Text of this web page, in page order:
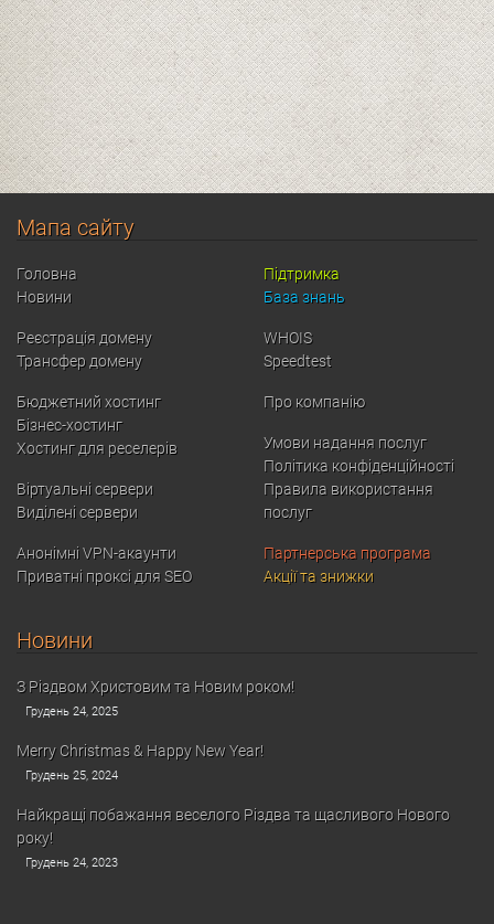
Мапа сайту
Головна
Новини
Реєстрація домену
Трансфер домену
Бюджетний хостинг
Бізнес-хостинг
Хостинг для реселерів
Віртуальні сервери
Виділені сервери
Анонімні VPN-акаунти
Приватні проксі для SEO
Підтримка
База знань
WHOIS
Speedtest
Про компанію
Умови надання послуг
Політика конфіденційності
Правила використання
послуг
Партнерська програма
Акції та знижки
Новини
З Різдвом Христовим та Новим роком!
Грудень 24, 2025
Merry Christmas & Happy New Year!
Грудень 25, 2024
Найкращі побажання веселого Різдва та щасливого Нового
року!
Грудень 24, 2023